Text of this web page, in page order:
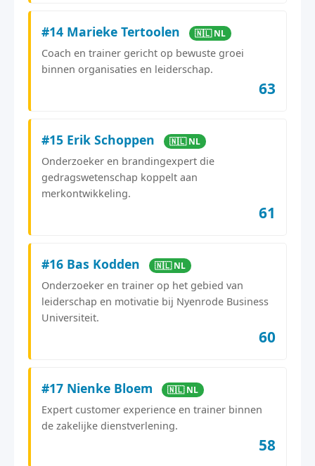
#14 Marieke Tertoolen 🇳🇱 NL
Coach en trainer gericht op bewuste groei
binnen organisaties en leiderschap.
63
#15 Erik Schoppen 🇳🇱 NL
Onderzoeker en brandingexpert die
gedragswetenschap koppelt aan
merkontwikkeling.
61
#16 Bas Kodden 🇳🇱 NL
Onderzoeker en trainer op het gebied van
leiderschap en motivatie bij Nyenrode Business
Universiteit.
60
#17 Nienke Bloem 🇳🇱 NL
Expert customer experience en trainer binnen
de zakelijke dienstverlening.
58